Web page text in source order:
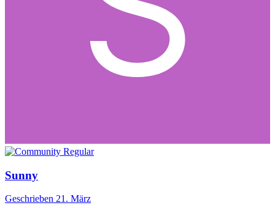
Sunny
Geschrieben 21. März